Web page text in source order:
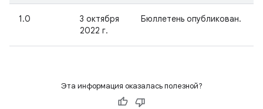
1.0
3 октября
2022 г.
Бюллетень опубликован.
Эта информация оказалась полезной?